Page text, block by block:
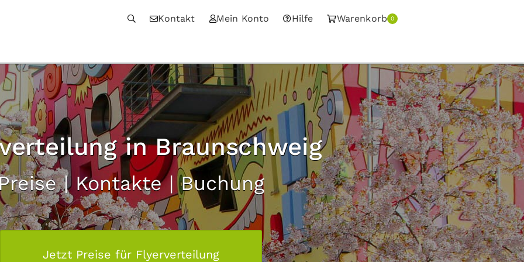
Kontakt Mein Konto Hilfe Warenkorb 0
in Braunschweig
| Kontakte | Buchung
Jetzt Preise für Flyerverteilung